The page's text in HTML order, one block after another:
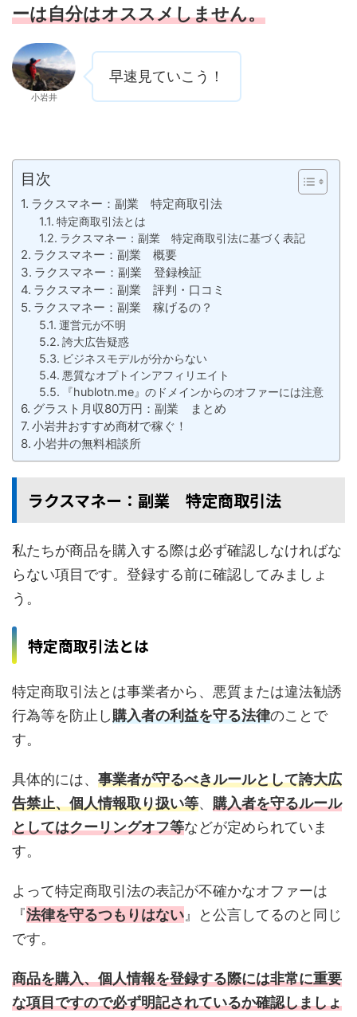
ーは自分はオススメしません。
小岩井
早速見ていこう！
目次
ラクスマネー：副業 特定商取引法
特定商取引法とは
ラクスマネー：副業 特定商取引法に基づく表記
ラクスマネー：副業 概要
ラクスマネー：副業 登録検証
ラクスマネー：副業 評判・口コミ
ラクスマネー：副業 稼げるの？
運営元が不明
誇大広告疑惑
ビジネスモデルが分からない
悪質なオプトインアフィリエイト
『hublotn.me』のドメインからのオファーには注意
グラスト月収80万円：副業 まとめ
小岩井おすすめ商材で稼ぐ！
小岩井の無料相談所
ラクスマネー：副業 特定商取引法
私たちが商品を購入する際は必ず確認しなければな
らない項目です。登録する前に確認してみましょ
う。
特定商取引法とは
特定商取引法とは事業者から、悪質または違法勧誘
行為等を防止し購入者の利益を守る法律のことで
す。
具体的には、 事業者が守るべきルールとして誇大広
告禁止、個人情報取り扱い等、 購入者を守るルール
としてはクーリングオフ等などが定められていま
す。
よって特定商取引法の表記が不確かなオファーは
『法律を守るつもりはない』と公言してるのと同じ
です。
商品を購入、個人情報を登録する際には非常に重要
な項目ですので必ず明記されているか確認しましょ